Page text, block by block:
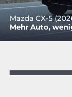
Mazda CX-5
Mehr Auto,